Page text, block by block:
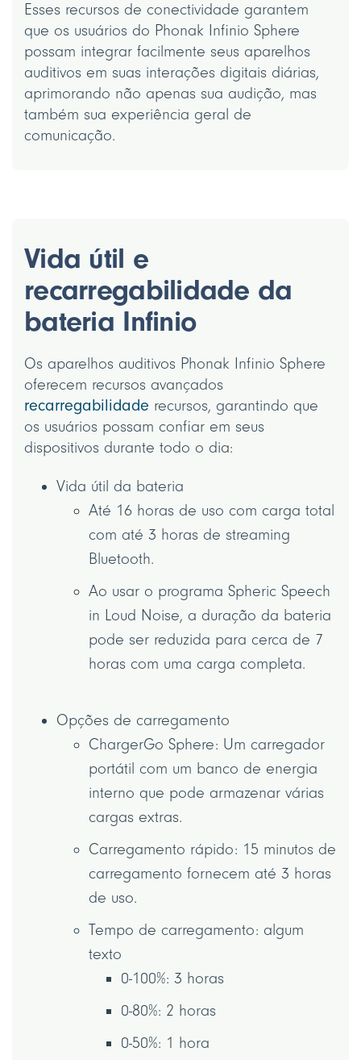
Esses recursos de conectividade garantem
que os usuários do Phonak Infinio Sphere
possam integrar facilmente seus aparelhos
auditivos em suas interações digitais diárias,
aprimorando não apenas sua audição, mas
também sua experiência geral de
comunicação.
Vida útil e
recarregabilidade da
bateria Infinio
Os aparelhos auditivos Phonak Infinio Sphere
oferecem recursos avançados
recarregabilidade recursos, garantindo que
os usuários possam confiar em seus
dispositivos durante todo o dia:
Vida útil da bateria
Até 16 horas de uso com carga total
com até 3 horas de streaming
Bluetooth.
Ao usar o programa Spheric Speech
in Loud Noise, a duração da bateria
pode ser reduzida para cerca de 7
horas com uma carga completa.
Opções de carregamento
ChargerGo Sphere: Um carregador
portátil com um banco de energia
interno que pode armazenar várias
cargas extras.
Carregamento rápido: 15 minutos de
carregamento fornecem até 3 horas
de uso.
Tempo de carregamento: algum
texto
0-100%: 3 horas
0-80%: 2 horas
0-50%: 1 hora